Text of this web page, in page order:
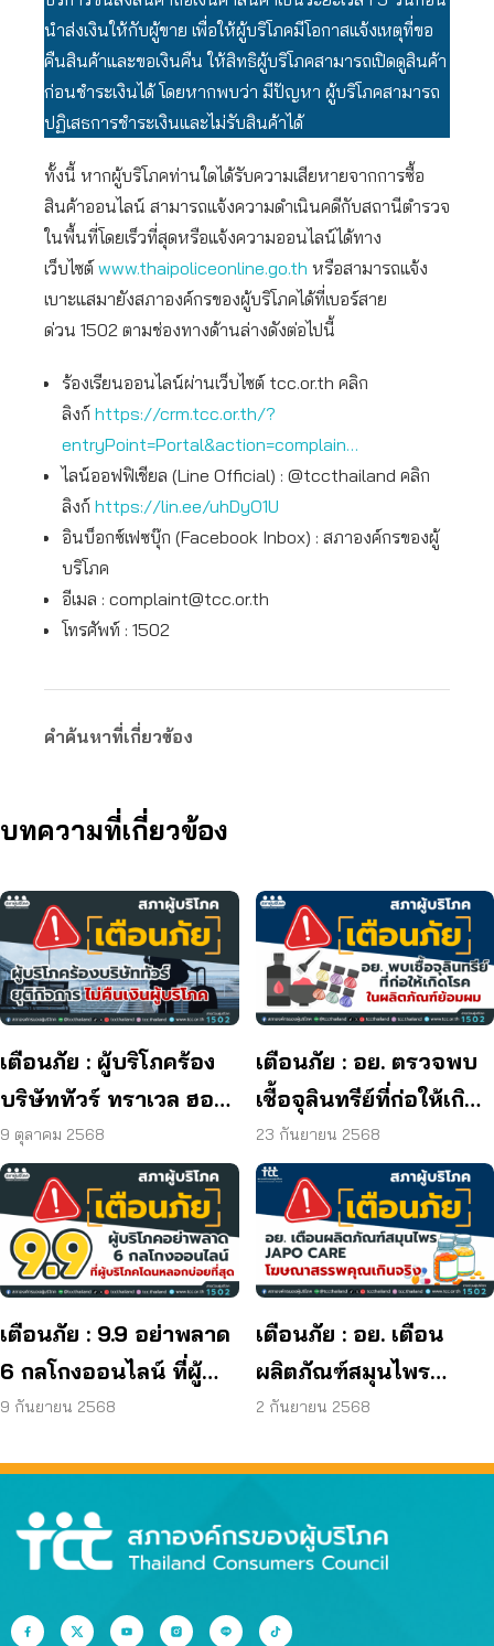
นำส่งเงินให้กับผู้ขาย เพื่อให้ผู้บริโภคมีโอกาสแจ้งเหตุที่ขอ
คืนสินค้าและขอเงินคืน ให้สิทธิผู้บริโภคสามารถเปิดดูสินค้า
ก่อนชำระเงินได้ โดยหากพบว่า มีปัญหา ผู้บริโภคสามารถ
ปฏิเสธการชำระเงินและไม่รับสินค้าได้
ทั้งนี้ หากผู้บริโภคท่านใดได้รับความเสียหายจากการซื้อ
สินค้าออนไลน์ สามารถแจ้งความดำเนินคดีกับสถานีตำรวจ
ในพื้นที่โดยเร็วที่สุดหรือแจ้งความออนไลน์ได้ทาง
เว็บไซต์ www.thaipoliceonline.go.th หรือสามารถแจ้ง
เบาะแสมายังสภาองค์กรของผู้บริโภคได้ที่เบอร์สาย
ด่วน 1502 ตามช่องทางด้านล่างดังต่อไปนี้
ร้องเรียนออนไลน์ผ่านเว็บไซต์ tcc.or.th คลิก
ลิงก์ https://crm.tcc.or.th/?
entryPoint=Portal&action=complain…
ไลน์ออฟฟิเชียล (Line Official) : @tccthailand คลิก
ลิงก์ https://lin.ee/uhDyO1U
อินบ็อกซ์เฟซบุ๊ก (Facebook Inbox) : สภาองค์กรของผู้
บริโภค
อีเมล : complaint@tcc.or.th
โทรศัพท์ : 1502
คำค้นหาที่เกี่ยวข้อง
บทความที่เกี่ยวข้อง
เตือนภัย : ผู้บริโภคร้อง
บริษัททัวร์ ทราเวล ฮอลิ
เดย์ ยุติกิจการ ไม่คืนเงิน
ผู้บริโภค
9 ตุลาคม 2568
เตือนภัย : อย. ตรวจพบ
เชื้อจุลินทรีย์ที่ก่อให้เกิด
โรค และพบแบคทีเรีย
ยีสต์ และรา เกิน
มาตรฐานกำหนด ใน
ผลิตภัณฑ์ย้อมผม
23 กันยายน 2568
เตือนภัย : 9.9 อย่าพลาด
6 กลโกงออนไลน์ ที่ผู้
บริโภคโดนหลอกบ่อย
9 กันยายน 2568
เตือนภัย : อย. เตือน
ผลิตภัณฑ์สมุนไพร
JAPO CARE โฆษณา
2 กันยายน 2568